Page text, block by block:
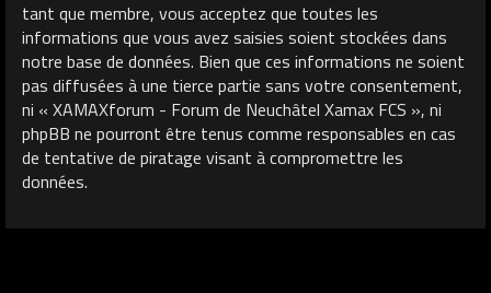
tant que membre, vous acceptez que toutes les
informations que vous avez saisies soient stockées dans
notre base de données. Bien que ces informations ne soient
pas diffusées à une tierce partie sans votre consentement,
ni « XAMAXforum - Forum de Neuchâtel Xamax FCS », ni
phpBB ne pourront être tenus comme responsables en cas
de tentative de piratage visant à compromettre les
données.